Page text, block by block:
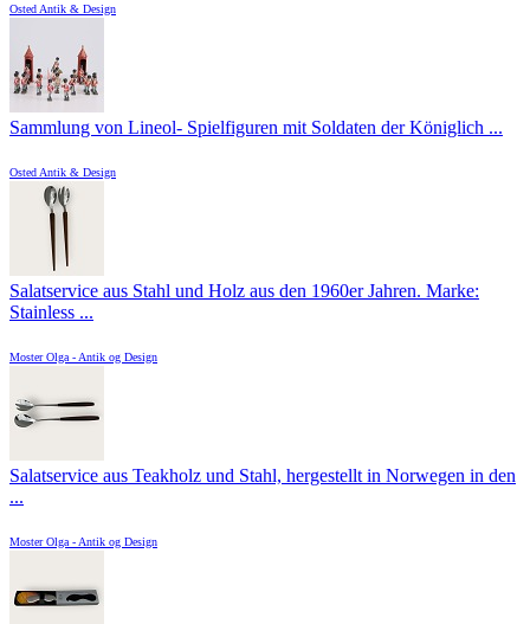
Osted Antik & Design
Sammlung von Lineol- Spielfiguren mit Soldaten der Königlich ...
Osted Antik & Design
Salatservice aus Stahl und Holz aus den 1960er Jahren. Marke:
Stainless ...
Moster Olga - Antik og Design
Salatservice aus Teakholz und Stahl, hergestellt in Norwegen in den
...
Moster Olga - Antik og Design